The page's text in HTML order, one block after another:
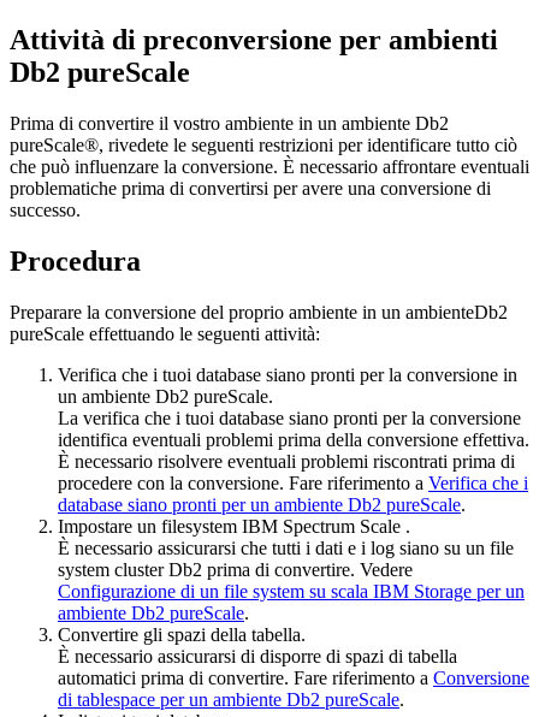
Attività di preconversione per ambienti
Db2 pureScale
Prima di convertire il vostro ambiente in un ambiente Db2
pureScale®, rivedete le seguenti restrizioni per identificare tutto ciò
che può influenzare la conversione. È necessario affrontare eventuali
problematiche prima di convertirsi per avere una conversione di
successo.
Procedura
Preparare la conversione del proprio ambiente in un ambienteDb2
pureScale effettuando le seguenti attività:
Verifica che i tuoi database siano pronti per la conversione in
un ambiente Db2 pureScale.
La verifica che i tuoi database siano pronti per la conversione
identifica eventuali problemi prima della conversione effettiva.
È necessario risolvere eventuali problemi riscontrati prima di
procedere con la conversione. Fare riferimento a Verifica che i
database siano pronti per un ambiente Db2 pureScale.
Impostare un filesystem IBM Spectrum Scale .
È necessario assicurarsi che tutti i dati e i log siano su un file
system clusterDb2 prima di convertire. Vedere
Configurazione di un file system su scala IBM Storage per un
ambiente Db2 pureScale.
Convertire gli spazi della tabella.
È necessario assicurarsi di disporre di spazi di tabella
automatici prima di convertire. Fare riferimento a Conversione
di tablespace per un ambiente Db2 pureScale.